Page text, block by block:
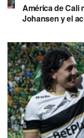
América de Cali
Johansen y el